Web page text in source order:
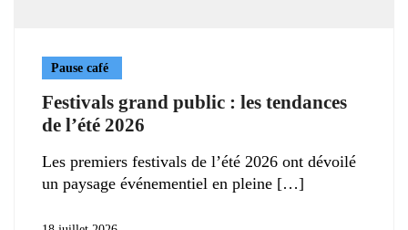
Pause café
Festivals grand public : les tendances
de l’été 2026
Les premiers festivals de l’été 2026 ont dévoilé
un paysage événementiel en pleine